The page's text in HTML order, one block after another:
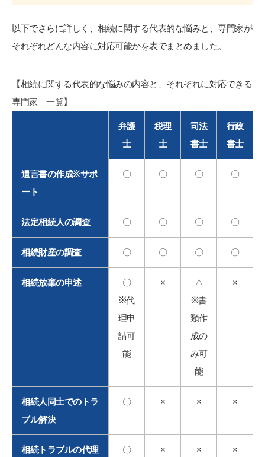
以下でさらに詳しく、相続に関する代表的な悩みと、専門家が
それぞれどんな内容に対応可能かを表でまとめました。
【相続に関する代表的な悩みの内容と、それぞれに対応できる
専門家 一覧】
弁護
士
税理
士
司法
書士
行政
書士
遺言書の作成※サポ
ート
〇 〇 〇 〇
法定相続人の調査 〇 〇 〇 〇
相続財産の調査 〇 〇 〇 〇
相続放棄の申述
〇
※代
理申
請可
能
×
△
※書
類作
成の
み可
能
×
相続人同士でのトラ
ブル解決
〇 × × ×
相続トラブルの代理
〇 × × ×